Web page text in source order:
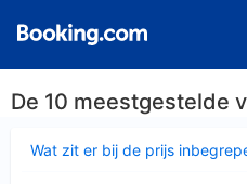
De 10 meestgestelde
Wat zit er bij de prijs